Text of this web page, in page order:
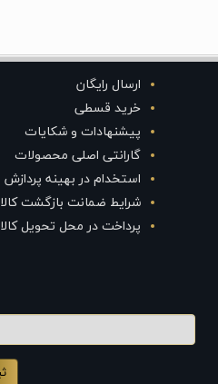
ارسال رایگان
خرید قسطی
پیشنهادات و شکایات
گارانتی اصلی محصولات
استخدام در بهینه پردازش
شرایط ضمانت بازگشت کالا
پرداخت در محل تحویل کالا